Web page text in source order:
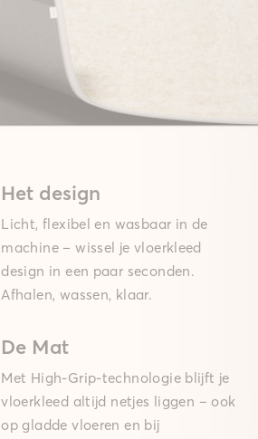
Het design
Licht, flexibel en wasbaar in de
machine – wissel je vloerkleed
design in een paar seconden.
Afhalen, wassen, klaar.
De Mat
Met High-Grip-technologie blijft je
vloerkleed altijd netjes liggen – ook
op gladde vloeren en bij